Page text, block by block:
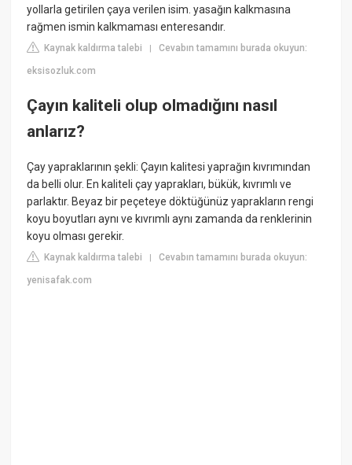
yollarla getirilen çaya verilen isim. yasağın kalkmasına
rağmen ismin kalkmaması enteresandır.
Kaynak kaldırma talebi |Cevabın tamamını burada okuyun:
eksisozluk.com
Çayın kaliteli olup olmadığını nasıl
anlarız?
Çay yapraklarının şekli: Çayın kalitesi yaprağın kıvrımından
da belli olur. En kaliteli çay yaprakları, bükük, kıvrımlı ve
parlaktır. Beyaz bir peçeteye döktüğünüz yaprakların rengi
koyu boyutları aynı ve kıvrımlı aynı zamanda da renklerinin
koyu olması gerekir.
Kaynak kaldırma talebi |Cevabın tamamını burada okuyun:
yenisafak.com